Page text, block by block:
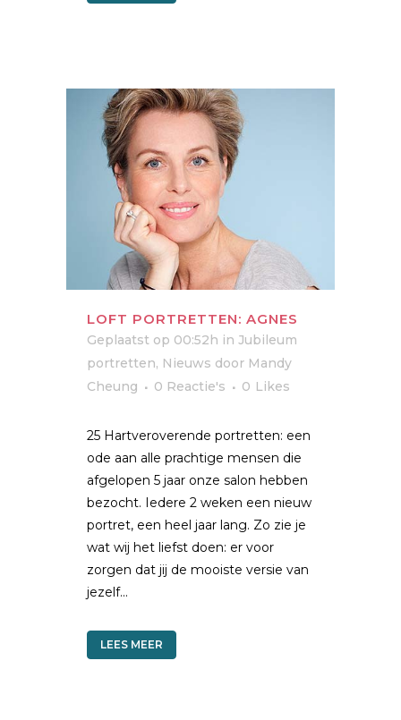
LOFT PORTRETTEN: AGNES
Geplaatst op 00:52h in Jubileum
portretten, Nieuws door Mandy
Cheung
0 Reactie's 0 Likes
25 Hartveroverende portretten: een
ode aan alle prachtige mensen die
afgelopen 5 jaar onze salon hebben
bezocht. Iedere 2 weken een nieuw
portret, een heel jaar lang. Zo zie je
wat wij het liefst doen: er voor
zorgen dat jij de mooiste versie van
jezelf...
LEES MEER